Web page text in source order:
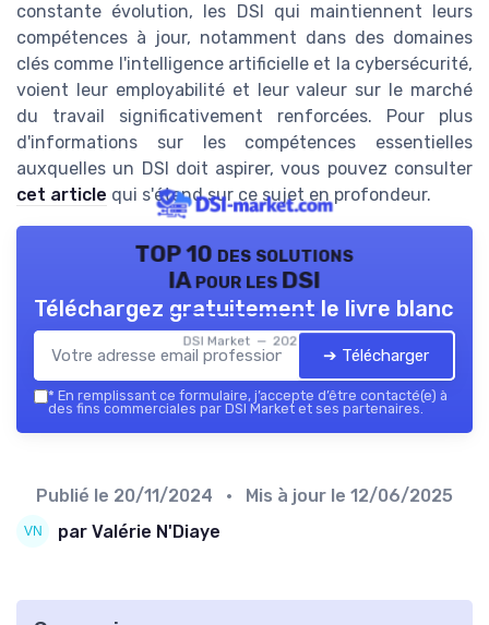
constante évolution, les DSI qui maintiennent leurs
compétences à jour, notamment dans des domaines
clés comme l'intelligence artificielle et la cybersécurité,
voient leur employabilité et leur valeur sur le marché
du travail significativement renforcées. Pour plus
d'informations sur les compétences essentielles
auxquelles un DSI doit aspirer, vous pouvez consulter
cet article qui s'étend sur ce sujet en profondeur.
TOP 10 des solutions
IA pour les DSI
DSI Market — 2026
Téléchargez gratuitement le livre blanc
➔ Télécharger
* En remplissant ce formulaire, j’accepte d’être contacté(e) à
des fins commerciales par DSI Market et ses partenaires.
Publié le 20/11/2024 • Mis à jour le 12/06/2025
par Valérie N'Diaye